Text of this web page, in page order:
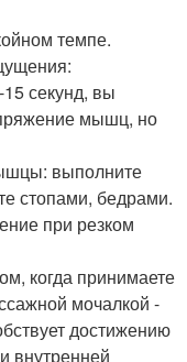
темпе.
секунд, вы
мышц, но
выполните
стопами, бедрами.
при резком
когда принимаете
мочалкой -
достижению
внутренней